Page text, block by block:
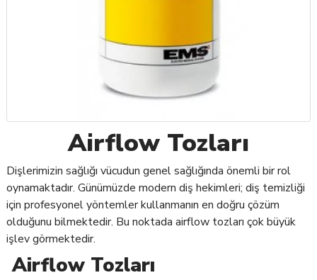
Airflow Tozları
Dişlerimizin sağlığı vücudun genel sağlığında önemli bir rol
oynamaktadır. Günümüzde modern diş hekimleri; diş temizliği
için profesyonel yöntemler kullanmanın en doğru çözüm
olduğunu bilmektedir. Bu noktada airflow tozları çok büyük
işlev görmektedir.
Airflow Tozları